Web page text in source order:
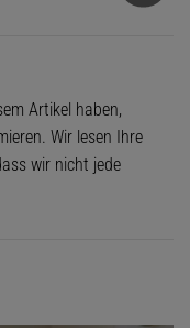
Artikel haben,
Wir lesen Ihre
wir nicht jede